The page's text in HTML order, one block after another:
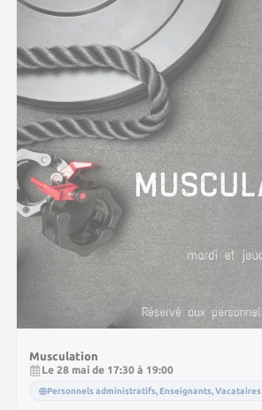
Musculation
Le 28 mai de 17:30 à 19:00
Personnels administratifs, Enseignants, Vacataires